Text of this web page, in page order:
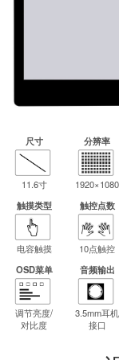
尺寸
11.6寸
分辨率
1920×1080
触摸类型
电容触摸
触控点数
10点触控
OSD菜单
调节亮度/
对比度
音频输出
3.5mm耳机
接口